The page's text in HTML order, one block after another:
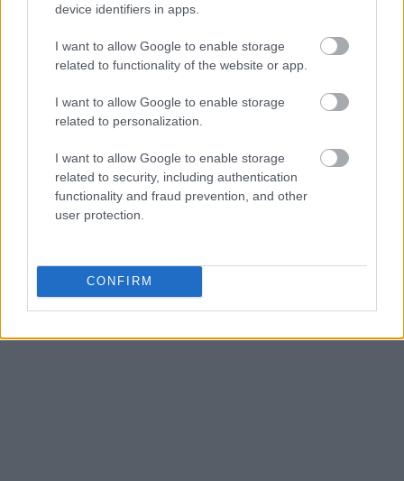
device identifiers in apps.
I want to allow Google to enable storage
related to functionality of the website or app.
I want to allow Google to enable storage
related to personalization.
I want to allow Google to enable storage
related to security, including authentication
functionality and fraud prevention, and other
user protection.
CONFIRM